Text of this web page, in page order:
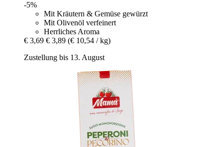
-5%
Mit Kräutern & Gemüse gewürzt
Mit Olivenöl verfeinert
Herrliches Aroma
€ 3,69 € 3,89 (€ 10,54 / kg)
Zustellung bis 13. August